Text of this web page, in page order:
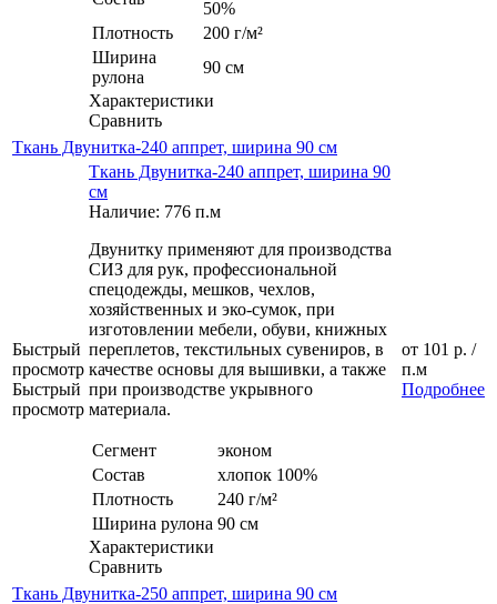
50%
Плотность
200 г/м²
Ширина
рулона
90 см
Характеристики
Сравнить
Ткань Двунитка-240 аппрет, ширина 90 см
Быстрый
просмотр
Быстрый
просмотр
Ткань Двунитка-240 аппрет, ширина 90
см
Наличие: 776 п.м
Двунитку применяют для производства
СИЗ для рук, профессиональной
спецодежды, мешков, чехлов,
хозяйственных и эко-сумок, при
изготовлении мебели, обуви, книжных
переплетов, текстильных сувениров, в
качестве основы для вышивки, а также
при производстве укрывного
материала.
Сегмент
эконом
Состав
хлопок 100%
Плотность
240 г/м²
Ширина рулона 90 см
Характеристики
Сравнить
от 101 р. /
п.м
Подробнее
Ткань Двунитка-250 аппрет, ширина 90 см